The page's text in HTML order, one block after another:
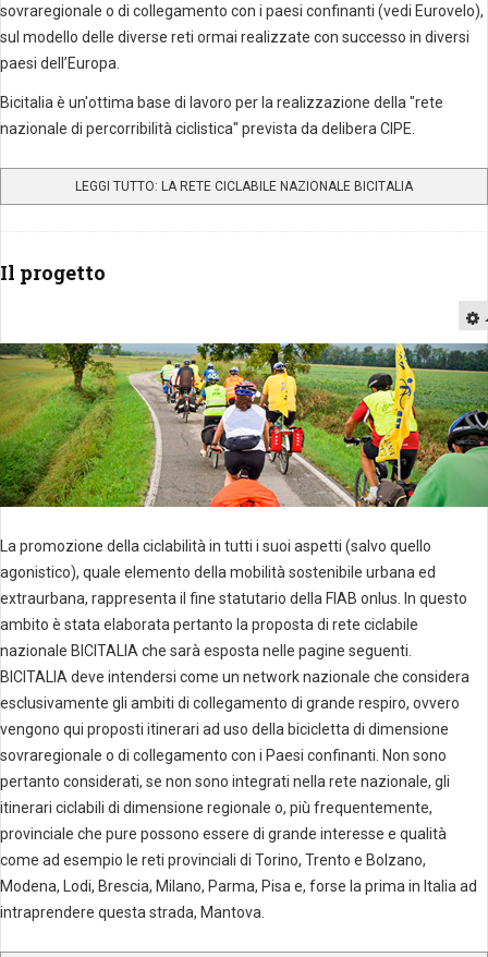
sovraregionale o di collegamento con i paesi confinanti (vedi Eurovelo),
sul modello delle diverse reti ormai realizzate con successo in diversi
paesi dell’Europa.
Bicitalia è un'ottima base di lavoro per la realizzazione della "rete
nazionale di percorribilità ciclistica" prevista da delibera CIPE.
LEGGI TUTTO: LA RETE CICLABILE NAZIONALE BICITALIA
Il progetto
La promozione della ciclabilità in tutti i suoi aspetti (salvo quello
agonistico), quale elemento della mobilità sostenibile urbana ed
extraurbana, rappresenta il fine statutario della FIAB onlus. In questo
ambito è stata elaborata pertanto la proposta di rete ciclabile
nazionale BICITALIA che sarà esposta nelle pagine seguenti.
BICITALIA deve intendersi come un network nazionale che considera
esclusivamente gli ambiti di collegamento di grande respiro, ovvero
vengono qui proposti itinerari ad uso della bicicletta di dimensione
sovraregionale o di collegamento con i Paesi confinanti. Non sono
pertanto considerati, se non sono integrati nella rete nazionale, gli
itinerari ciclabili di dimensione regionale o, più frequentemente,
provinciale che pure possono essere di grande interesse e qualità
come ad esempio le reti provinciali di Torino, Trento e Bolzano,
Modena, Lodi, Brescia, Milano, Parma, Pisa e, forse la prima in Italia ad
intraprendere questa strada, Mantova.